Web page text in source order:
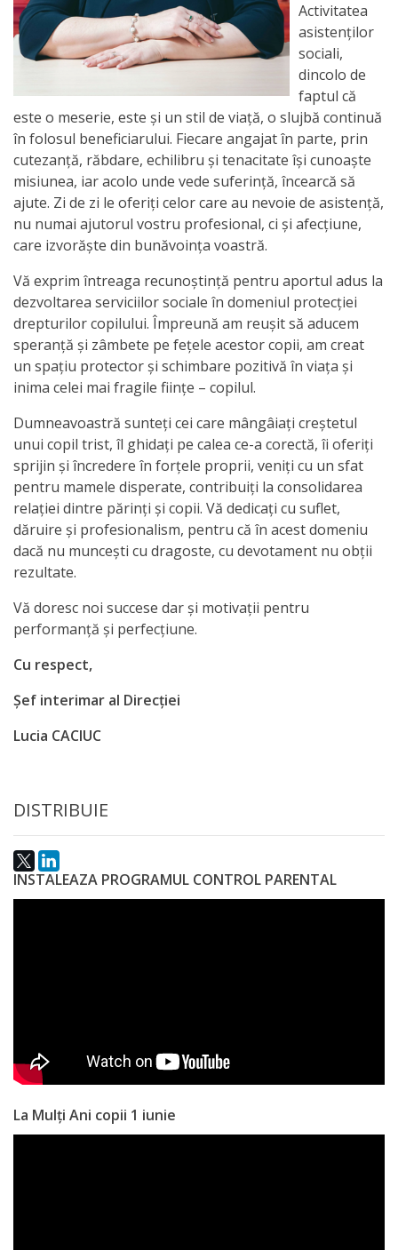
Rapoarte
de
Transparență
Achiziții
publice
Invitații
de
participare
Planuri
de
achiziții
Anticorupție
Știri
și
Evenimente
Acte
și
regulamente
Legislație
Legislație
națională
Acte
de
presă
Informații
Activitatea
asistenţilor
sociali,
dincolo de
faptul că
este o meserie, este şi un stil de viaţă, o slujbă continuă
în folosul beneficiarului. Fiecare angajat în parte, prin
cutezanţă, răbdare, echilibru şi tenacitate își cunoaște
misiunea, iar acolo unde vede suferință, încearcă să
ajute. Zi de zi le oferiţi celor care au nevoie de asistență,
nu numai ajutorul vostru profesional, ci şi afecțiune,
care izvorăște din bunăvoinţa voastră.
Vă exprim întreaga recunoştinţă pentru aportul adus la
dezvoltarea serviciilor sociale în domeniul protecției
drepturilor copilului. Împreună am reușit să aducem
speranță și zâmbete pe fețele acestor copii, am creat
un spațiu protector şi schimbare pozitivă în viaţa şi
inima celei mai fragile ființe – copilul.
Dumneavoastră sunteți cei care mângâiați creștetul
unui copil trist, îl ghidați pe calea ce-a corectă, îi oferiți
sprijin și încredere în forțele proprii, veniți cu un sfat
pentru mamele disperate, contribuiți la consolidarea
relației dintre părinți și copii. Vă dedicați cu suflet,
dăruire și profesionalism, pentru că în acest domeniu
dacă nu muncești cu dragoste, cu devotament nu obții
rezultate.
Vă doresc noi succese dar şi motivaţii pentru
performanţă şi perfecţiune.
Cu respect,
Șef interimar al Direcției
Lucia CACIUC
DISTRIBUIE
INSTALEAZA PROGRAMUL CONTROL PARENTAL
La Mulți Ani copii 1 iunie